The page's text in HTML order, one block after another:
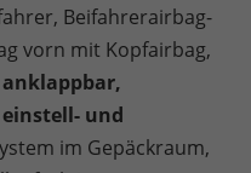
Beifahrerairbag-
vorn mit Kopfairbag,
und
im Gepäckraum,